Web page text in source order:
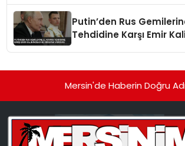
Putin’den Rus
Tehdidine Karşı Emir
Mersin'de Haberin Doğru